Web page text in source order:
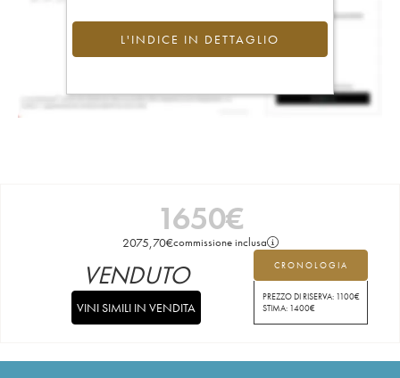
L'INDICE IN DETTAGLIO
1650€
2075,70€commissione inclusa
CRONOLOGIA
PREZZO DI RISERVA: 1100€
STIMA: 1400€
VENDUTO
VINI SIMILI IN VENDITA